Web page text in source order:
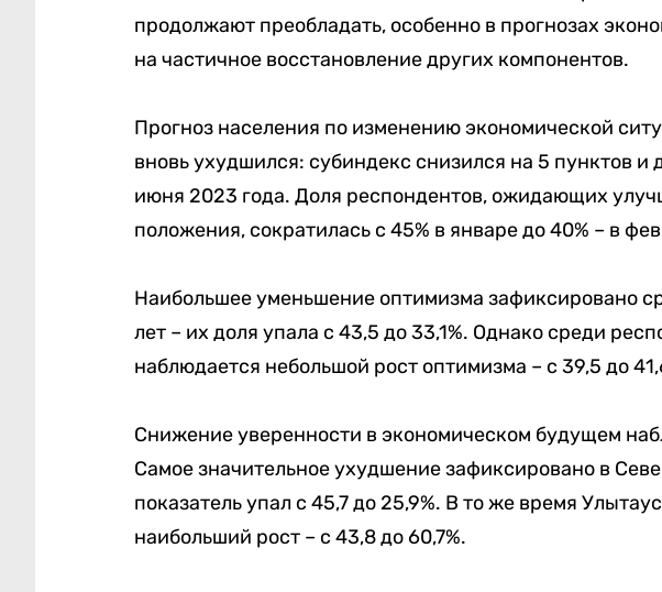
продолжают преобладать, особенно в прогнозах
на частичное восстановление других компонентов.
Прогноз населения по изменению экономической
вновь ухудшился: субиндекс снизился на 5 пунктов и
июня 2023 года. Доля респондентов, ожидающих
положения, сократилась с 45% в январе до 40% – в
Наибольшее уменьшение оптимизма зафиксировано
лет – их доля упала с 43,5 до 33,1%. Однако среди
наблюдается небольшой рост оптимизма – с 39,5 до
Снижение уверенности в экономическом будущем
Самое значительное ухудшение зафиксировано в
показатель упал с 45,7 до 25,9%. В то же время
наибольший рост – с 43,8 до 60,7%.